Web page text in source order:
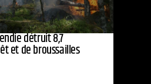
détruit 8,7
et de broussailles